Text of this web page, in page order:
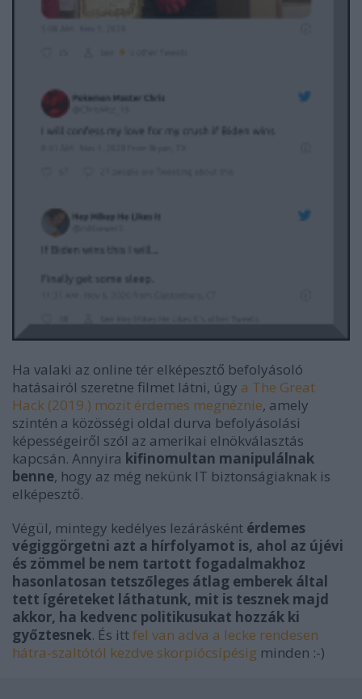
Ha valaki az online tér elképesztő befolyásoló
hatásairól szeretne filmet látni, úgy a The Great
Hack (2019.) mozit érdemes megnéznie, amely
szintén a közösségi oldal durva befolyásolási
képességeiről szól az amerikai elnökválasztás
kapcsán. Annyira kifinomultan manipulálnak
benne, hogy az még nekünk IT biztonságiaknak is
elképesztő.
Végül, mintegy kedélyes lezárásként érdemes
végiggörgetni azt a hírfolyamot is, ahol az újévi
és zömmel be nem tartott fogadalmakhoz
hasonlatosan tetszőleges átlag emberek által
tett ígéreteket láthatunk, mit is tesznek majd
akkor, ha kedvenc politikusukat hozzák ki
győztesnek. És ittfel van adva a lecke rendesen
hátra-szaltótól kezdve skorpiócsípésig minden :-)